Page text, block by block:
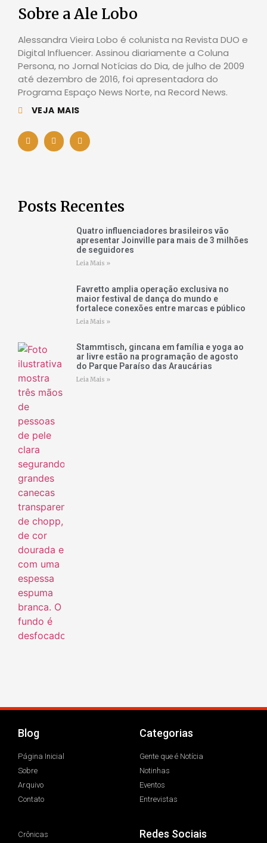
Sobre a Ale Lobo
Alessandra Vieira Lobo é colunista na Revista DUO e
Digital Influencer. Assinou diariamente a Coluna
Persona, no Jornal Notícias do Dia, de julho de 2009
até dezembro de 2016, foi apresentadora do
Programa Espaço News Norte, na Record News.
VEJA MAIS
Posts Recentes
Quatro influenciadores brasileiros vão
apresentar Joinville para mais de 3 milhões
de seguidores
Leia Mais »
Favretto amplia operação exclusiva no
maior festival de dança do mundo e
fortalece conexões entre marcas e público
Leia Mais »
Stammtisch, gincana em família e yoga ao
ar livre estão na programação de agosto
do Parque Paraíso das Araucárias
Leia Mais »
Blog
Página Inicial
Sobre
Arquivo
Contato
Categorias
Gente que é Notícia
Notinhas
Eventos
Entrevistas
Crônicas
Redes Sociais